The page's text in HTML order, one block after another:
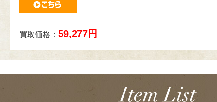
買取価格： 59,277円